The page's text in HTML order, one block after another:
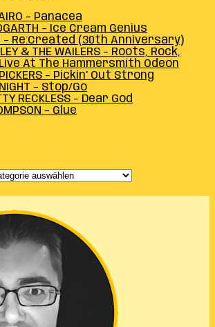
– Panacea
– Ice Cream Genius
– Re:Created (30th Anniversary)
& THE WAILERS – Roots, Rock,
At The Hammersmith Odeon
– Pickin’ Out Strong
– Stop/Go
RECKLESS – Dear God
– Glue